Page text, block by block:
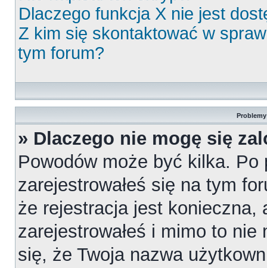
Dlaczego funkcja X nie jest
Z kim się skontaktować w
tym forum?
» Dlaczego nie mogę się
Powodów może być kilka.
zarejestrowałeś się na tym
że rejestracja jest konieczna,
zarejestrowałeś i mimo to
się, że Twoja nazwa